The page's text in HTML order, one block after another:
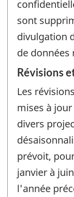
sont
divulgation
de données
Révisions
Les
mises à
divers
prévoit,
janvier à
l'année